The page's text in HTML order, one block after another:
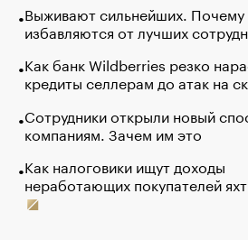
Выживают сильнейших. Почему
избавляются от лучших
Как банк Wildberries резко
кредиты селлерам до атак на
Сотрудники открыли новый
компаниям. Зачем им это
Как налоговики ищут доходы
неработающих покупателей